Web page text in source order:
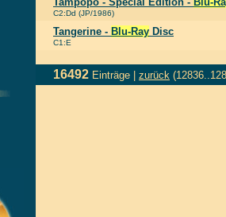
C2:Dd (JP/1986)
Tangerine - Blu-Ray Disc
C1:E
16492 Einträge | zurück